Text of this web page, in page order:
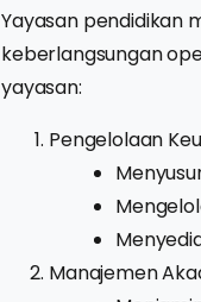
Yayasan pendidikan
keberlangsungan
yayasan:
Pengelolaan
Manajemen